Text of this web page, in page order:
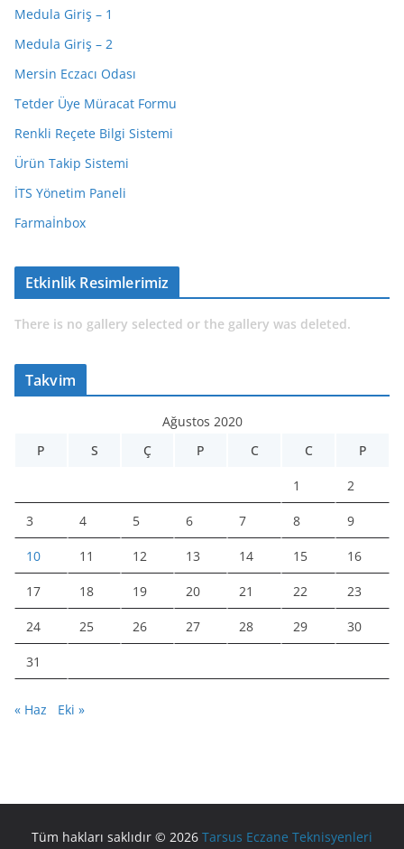
Medula Giriş – 1
Medula Giriş – 2
Mersin Eczacı Odası
Tetder Üye Müracat Formu
Renkli Reçete Bilgi Sistemi
Ürün Takip Sistemi
İTS Yönetim Paneli
Farmaİnbox
Etkinlik Resimlerimiz
There is no gallery selected or the gallery was deleted.
Takvim
Ağustos 2020
P
S Ç P C C P
1 2
3 4 5 6 7 8 9
10 11 12 13 14 15 16
17 18 19 20 21 22 23
24 25 26 27 28 29 30
31
« Haz Eki »
Tüm hakları saklıdır © 2026 Tarsus Eczane Teknisyenleri